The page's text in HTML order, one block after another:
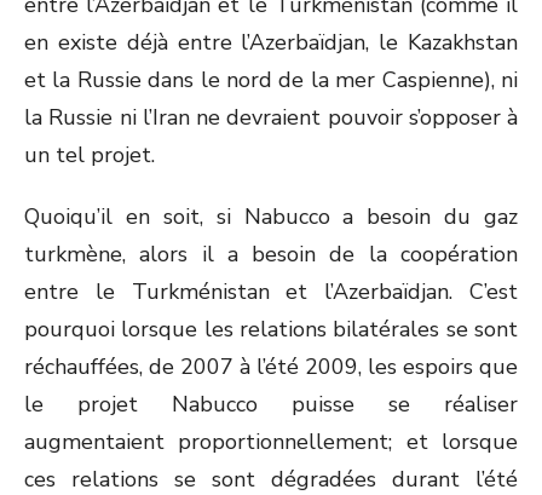
en existe déjà entre l’Azerbaïdjan, le Kazakhstan
et la Russie dans le nord de la mer Caspienne), ni
la Russie ni l’Iran ne devraient pouvoir s’opposer à
un tel projet.
Quoiqu’il en soit, si Nabucco a besoin du gaz
turkmène, alors il a besoin de la coopération
entre le Turkménistan et l’Azerbaïdjan. C’est
pourquoi lorsque les relations bilatérales se sont
réchauffées, de 2007 à l’été 2009, les espoirs que
le projet Nabucco puisse se réaliser
augmentaient proportionnellement; et lorsque
ces relations se sont dégradées durant l’été